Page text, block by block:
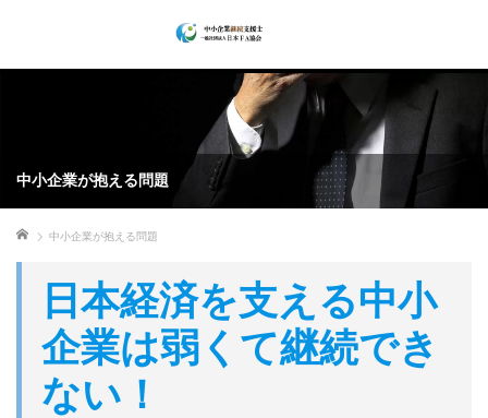
中小企業が抱える問題
ホーム 中小企業が抱える問題
日本経済を支える中小
企業は弱くて継続でき
ない！